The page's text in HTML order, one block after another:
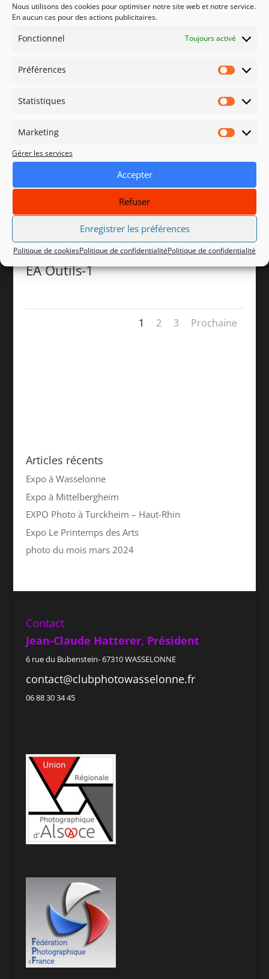
Nous utilisons des cookies pour optimiser notre site web et notre service.
En aucun cas pour des actions publicitaires.
Fonctionnel Toujours activé
Préférences
Statistiques
Marketing
Gérer les services
Accepter
Refuser
Enregistrer les préférences
Politique de cookiesPolitique de confidentialitéPolitique de confidentialité
BK 2023-09-16_026-2
EA Outils-1
1 2 3 Prochaine
Articles récents
Expo à Wasselonne
Expo à Mittelbergheim
EXPO Photo à Turckheim – Haut-Rhin
Expo Le Printemps des Arts
photo du mois mars 2024
Contact
Jean-Claude Hatterer, Président
6 rue du Bubenstein- 67310 WASSELONNE
contact@clubphotowasselonne.fr
06 88 30 34 45